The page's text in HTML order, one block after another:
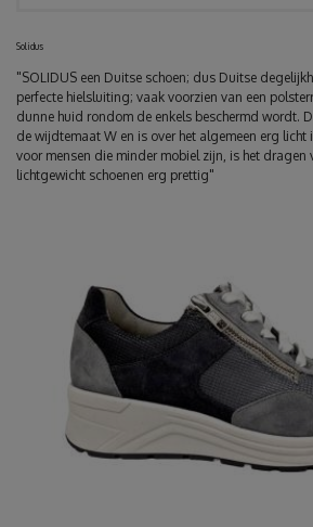
Solidus
"SOLIDUS een Duitse schoen; dus Duitse
perfecte hielsluiting; vaak voorzien van een
dunne huid rondom de enkels beschermd wordt.
de wijdtemaat W en is over het algemeen erg licht
voor mensen die minder mobiel zijn, is het dragen
lichtgewicht schoenen erg prettig"